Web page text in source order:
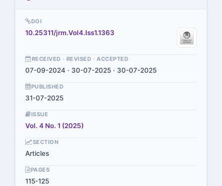
DOI
10.25311/jrm.Vol4.Iss1.1363
RECEIVED · REVISED · ACCEPTED
07-09-2024 · 30-07-2025 · 30-07-2025
PUBLISHED
31-07-2025
ISSUE
Vol. 4 No. 1 (2025)
SECTION
Articles
PAGES
115-125